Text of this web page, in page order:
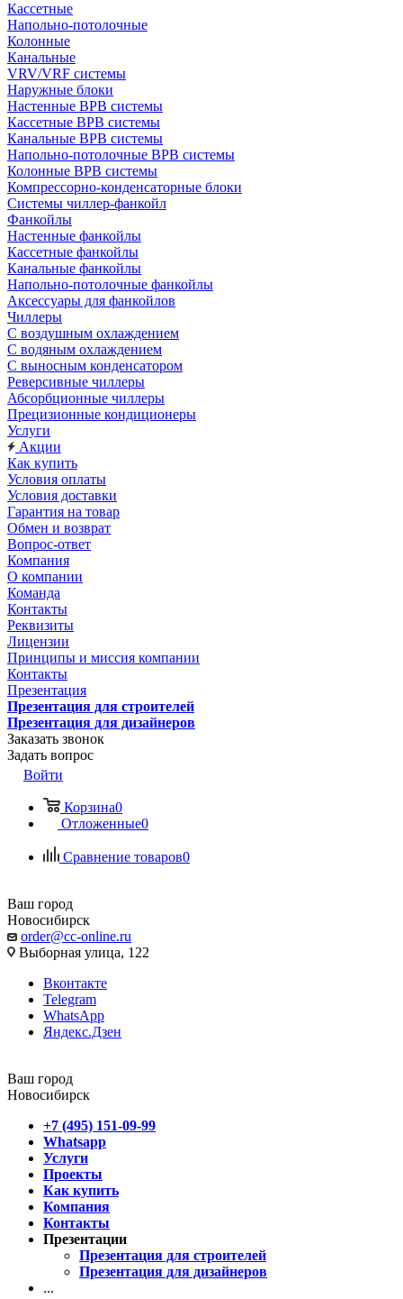
Кассетные
Напольно-потолочные
Колонные
Канальные
VRV/VRF системы
Наружные блоки
Настенные ВРВ системы
Кассетные ВРВ системы
Канальные ВРВ системы
Напольно-потолочные ВРВ системы
Колонные ВРВ системы
Компрессорно-конденсаторные блоки
Системы чиллер-фанкойл
Фанкойлы
Настенные фанкойлы
Кассетные фанкойлы
Канальные фанкойлы
Напольно-потолочные фанкойлы
Аксессуары для фанкойлов
Чиллеры
С воздушным охлаждением
С водяным охлаждением
С выносным конденсатором
Реверсивные чиллеры
Абсорбционные чиллеры
Прецизионные кондиционеры
Услуги
Акции
Как купить
Условия оплаты
Условия доставки
Гарантия на товар
Обмен и возврат
Вопрос-ответ
Компания
О компании
Команда
Контакты
Реквизиты
Лицензии
Принципы и миссия компании
Контакты
Презентация
Презентация для строителей
Презентация для дизайнеров
Заказать звонок
Задать вопрос
Войти
Корзина0
Отложенные0
Сравнение товаров0
Ваш город
Новосибирск
order@cc-online.ru
Выборная улица, 122
Вконтакте
Telegram
WhatsApp
Яндекс.Дзен
Ваш город
Новосибирск
+7 (495) 151-09-99
Whatsapp
Услуги
Проекты
Как купить
Компания
Контакты
Презентации
Презентация для строителей
Презентация для дизайнеров
...